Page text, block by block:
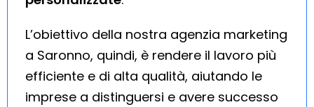
L’obiettivo della nostra agenzia marketing
a Saronno, quindi, è rendere il lavoro più
efficiente e di alta qualità, aiutando le
imprese a distinguersi e avere successo